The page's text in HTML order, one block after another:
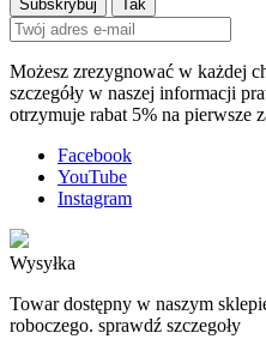
Możesz zrezygnować w każdej
szczegóły w naszej informacji
otrzymuje rabat 5% na pierwsze
Facebook
YouTube
Instagram
Wysyłka
Towar dostępny w naszym
roboczego. sprawdź szczegoły